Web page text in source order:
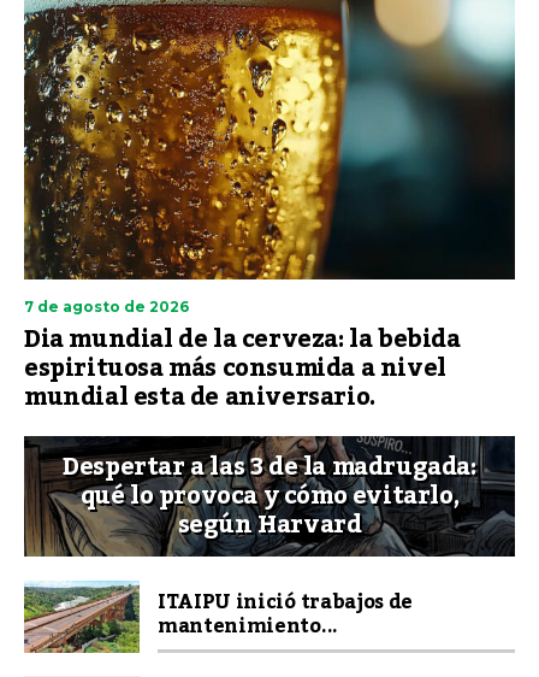
7 de agosto de 2026
Dia mundial de la cerveza: la bebida
espirituosa más consumida a nivel
mundial esta de aniversario.
Despertar a las 3 de la madrugada:
qué lo provoca y cómo evitarlo,
según Harvard
ITAIPU inició trabajos de
mantenimiento...